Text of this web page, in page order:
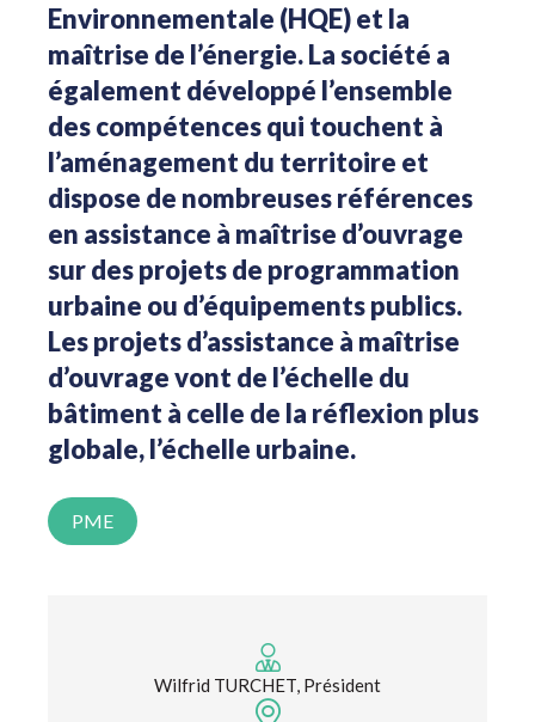
Environnementale (HQE) et la
maîtrise de l’énergie. La société a
également développé l’ensemble
des compétences qui touchent à
l’aménagement du territoire et
dispose de nombreuses références
en assistance à maîtrise d’ouvrage
sur des projets de programmation
urbaine ou d’équipements publics.
Les projets d’assistance à maîtrise
d’ouvrage vont de l’échelle du
bâtiment à celle de la réflexion plus
globale, l’échelle urbaine.
PME
Wilfrid TURCHET, Président